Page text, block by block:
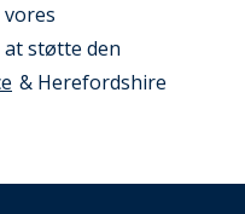
støtte den
& Herefordshire